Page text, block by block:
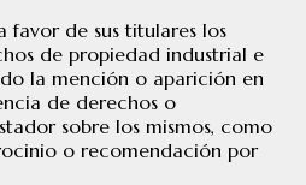
favor de sus titulares los
de propiedad industrial e
la mención o aparición en
de derechos o
sobre los mismos, como
o recomendación por